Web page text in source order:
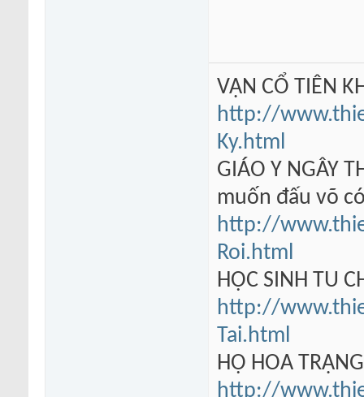
VẠN CỔ TIÊN
http://
Ky.html
GIÁO Y NGÂY
muốn đấu võ
http://
Roi.html
HỌC SINH TU
http://
Tai.html
HỘ HOA
http://